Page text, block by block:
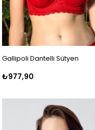
Gallipoli Dantelli Sütyen
₺977,90